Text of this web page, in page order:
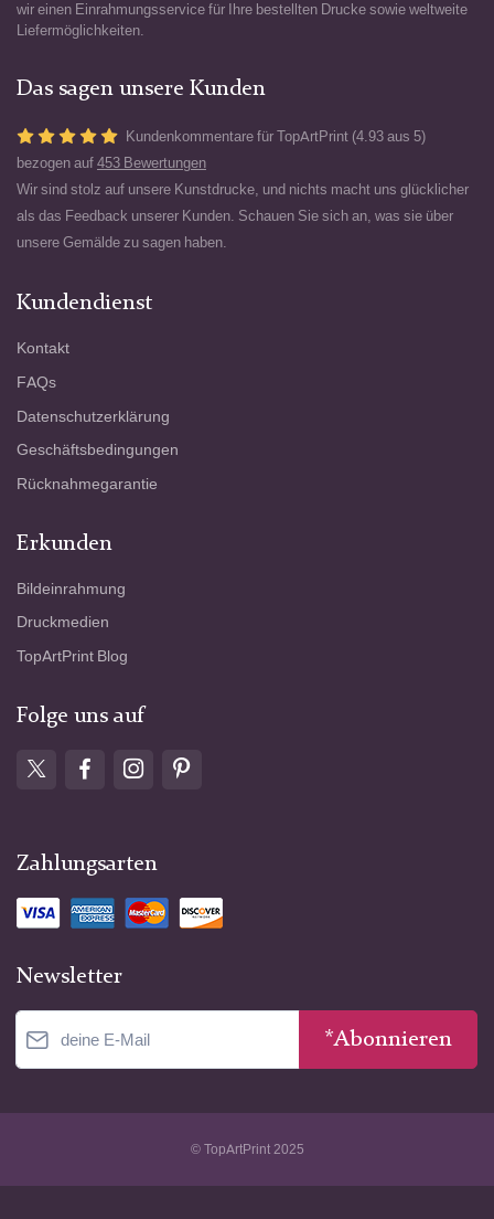
wir einen Einrahmungsservice für Ihre bestellten Drucke sowie weltweite
Liefermöglichkeiten.
Das sagen unsere Kunden
Kundenkommentare für TopArtPrint (4.93 aus 5)
bezogen auf 453 Bewertungen
Wir sind stolz auf unsere Kunstdrucke, und nichts macht uns glücklicher
als das Feedback unserer Kunden. Schauen Sie sich an, was sie über
unsere Gemälde zu sagen haben.
Kundendienst
Kontakt
FAQs
Datenschutzerklärung
Geschäftsbedingungen
Rücknahmegarantie
Erkunden
Bildeinrahmung
Druckmedien
TopArtPrint Blog
Folge uns auf
Zahlungsarten
Newsletter
*Abonnieren
© TopArtPrint 2025